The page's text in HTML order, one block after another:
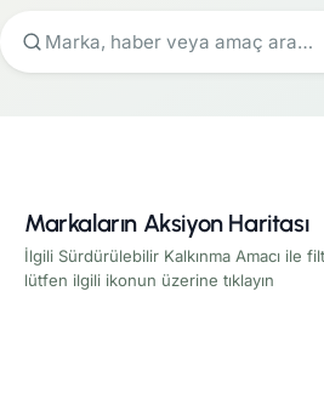
Markaların Aksiyon Haritası
İlgili Sürdürülebilir Kalkınma Amacı ile
lütfen ilgili ikonun üzerine tıklayın